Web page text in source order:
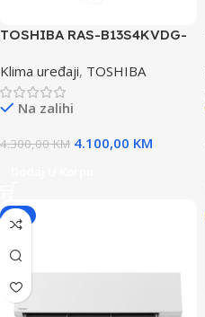
TOSHIBA RAS-B13S4KVDG-
UREĐAJ SUPER DAISEIKAI
10 INVERTER
Klima uređaji, TOSHIBA
Na zalihi
4.300,00KM 4.100,00 KM
-6%